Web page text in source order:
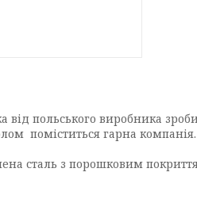
від польського виробника
поміститься гарна компанія.
сталь з порошковим